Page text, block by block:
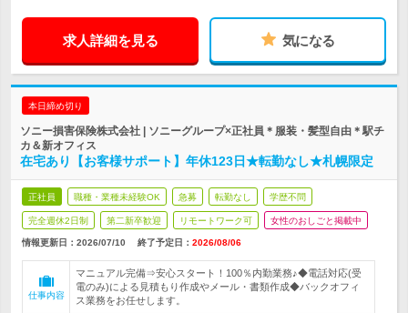
求人詳細を見る 気になる
本日締め切り
ソニー損害保険株式会社 | ソニーグループ×正社員＊服装・髪型自由＊駅チ
カ＆新オフィス
在宅あり【お客様サポート】年休123日★転勤なし★札幌限定
正社員 職種・業種未経験OK 急募 転勤なし 学歴不問
完全週休2日制 第二新卒歓迎 リモートワーク可 女性のおしごと掲載中
情報更新日：2026/07/10 終了予定日： 2026/08/06
仕事内容
マニュアル完備⇒安心スタート！100％内勤業務♪◆電話対応(受
電のみ)による見積もり作成やメール・書類作成◆バックオフィ
ス業務をお任せします。